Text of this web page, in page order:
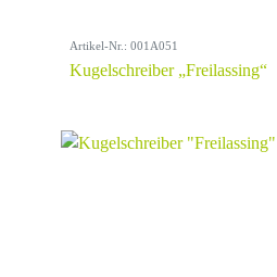
Artikel-Nr.: 001A051
Kugelschreiber „Freilassing“